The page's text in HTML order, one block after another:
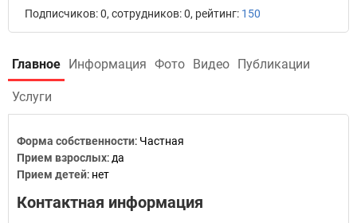
Подписчиков: 0, сотрудников: 0, рейтинг: 150
Главное Информация Фото Видео Публикации
Услуги
Форма собственности: Частная
Прием взрослых: да
Прием детей: нет
Контактная информация